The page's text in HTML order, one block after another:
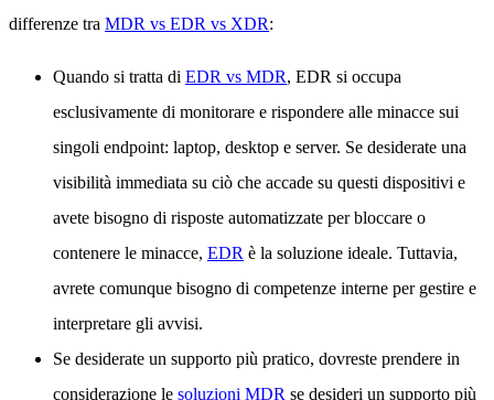
differenze tra MDR vs EDR vs XDR:
Quando si tratta di EDR vs MDR, EDR si occupa
esclusivamente di monitorare e rispondere alle minacce sui
singoli endpoint: laptop, desktop e server. Se desiderate una
visibilità immediata su ciò che accade su questi dispositivi e
avete bisogno di risposte automatizzate per bloccare o
contenere le minacce, EDR è la soluzione ideale. Tuttavia,
avrete comunque bisogno di competenze interne per gestire e
interpretare gli avvisi.
Se desiderate un supporto più pratico, dovreste prendere in
considerazione le soluzioni MDR se desideri un supporto più